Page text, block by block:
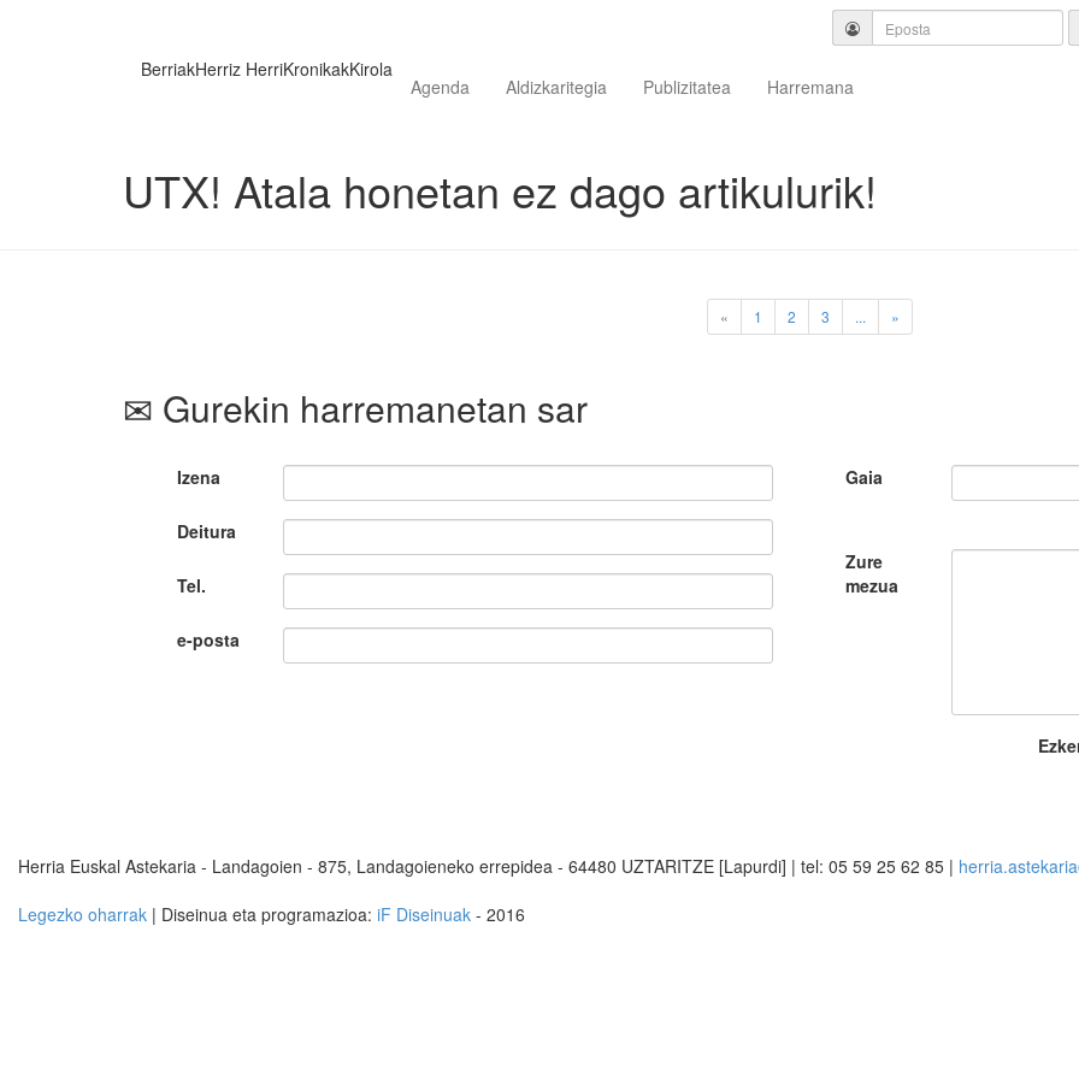
BerriakHerriz HerriKronikakKirola
Agenda Aldizkaritegia Publizitatea Harremana
UTX! Atala honetan ez dago artikulurik!
« 1 2 3 ... »
Gurekin harremanetan sar
Izena
Deitura
Tel.
e-posta
Gaia
Zure
mezua
Herria Euskal Astekaria - Landagoien - 875, Landagoieneko errepidea - 64480 UZTARITZE [Lapurdi] | tel: 05 59 25 62 85 |
Legezko oharrak | Diseinua eta programazioa: iF Diseinuak - 2016